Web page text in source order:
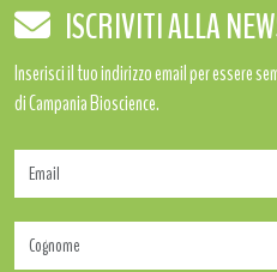
ISCRIVITI ALLA
Inserisci il tuo indirizzo email per essere
di Campania Bioscience.